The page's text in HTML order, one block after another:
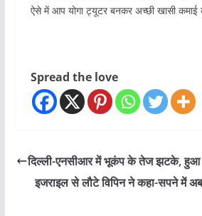
ऐसे में आप योगा ट्यूटर बनकर अच्छी खासी
Spread the love
दिल्ली-एनसीआर में भूकंप के तेज झटके, हुआ
इजराइल से लौटे विपिन ने कहा-सपने में